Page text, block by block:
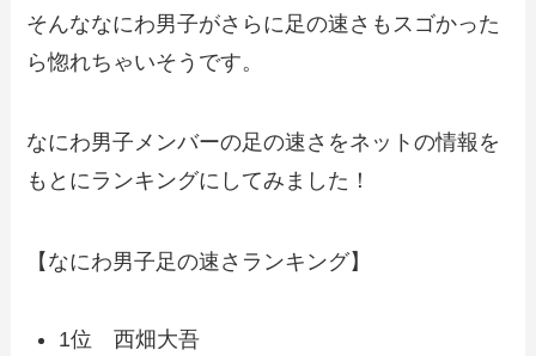
そんななにわ男子がさらに足の速さもスゴかった
ら惚れちゃいそうです。
なにわ男子メンバーの足の速さをネットの情報を
もとにランキングにしてみました！
【なにわ男子足の速さランキング】
1位 西畑大吾